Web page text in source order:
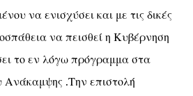
να ενισχύσει και με τις δικές
να πεισθεί η Κυβέρνηση
το εν λόγω πρόγραμμα στα
Ανάκαμψης .Την επιστολή